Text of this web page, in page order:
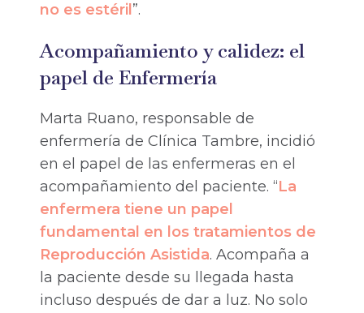
no es estéril ”.
Acompañamiento y calidez: el
papel de Enfermería
Marta Ruano, responsable de
enfermería de Clínica Tambre, incidió
en el papel de las enfermeras en el
acompañamiento del paciente. “La
enfermera tiene un papel
fundamental en los tratamientos de
Reproducción Asistida. Acompaña a
la paciente desde su llegada hasta
incluso después de dar a luz. No solo